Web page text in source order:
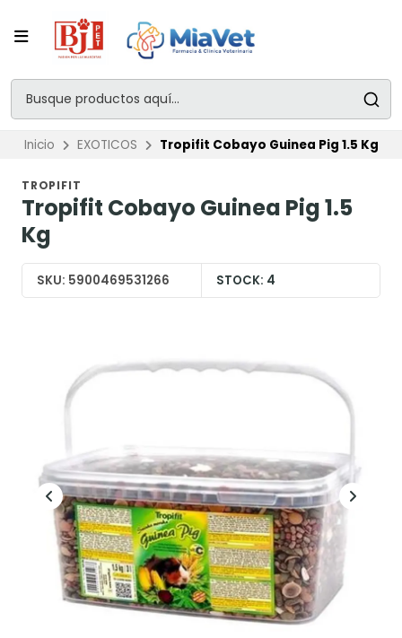
Inicio EXOTICOS Tropifit Cobayo Guinea Pig 1.5 Kg
TROPIFIT
Tropifit Cobayo Guinea Pig 1.5
Kg
SKU: 5900469531266 STOCK: 4